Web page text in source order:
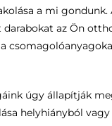
a mi gondunk.
az Ön
úgy állapítják
helyhiányból